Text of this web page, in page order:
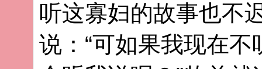
听这寡妇的故事也不
说：“可如果我现在